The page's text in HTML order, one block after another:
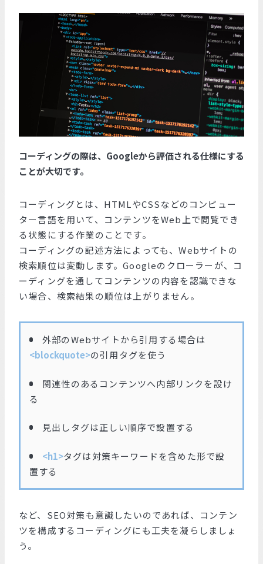
コーディングの際は、Googleから評価される仕様にする
ことが大切です。
コーディングとは、HTMLやCSSなどのコンピュー
ター言語を用いて、コンテンツをWeb上で閲覧でき
る状態にする作業のことです。
コーディングの記述方法によっても、Webサイトの
検索順位は変動します。Googleのクローラーが、コ
ーディングを通してコンテンツの内容を認識できな
い場合、検索結果の順位は上がりません。
外部のWebサイトから引用する場合は
<blockquote>の引用タグを使う
関連性のあるコンテンツへ内部リンクを設け
る
見出しタグは正しい順序で設置する
<h1>タグは対策キーワードを含めた形で設
置する
など、SEO対策も意識したいのであれば、コンテン
ツを構成するコーディングにも工夫を凝らしましょ
う。